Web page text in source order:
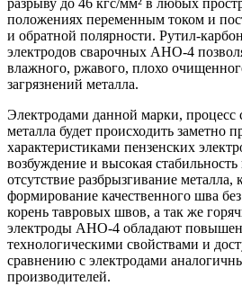
разрыву до 46 кгс/мм² в любых
положениях переменным током и
и обратной полярности. Рутил-
электродов сварочных АНО-4
влажного, ржавого, плохо
загрязнений металла.
Электродами данной марки, процесс
металла будет происходить заметно
характеристиками пензенских
возбуждение и высокая стабильность
отсутствие разбрызгивание
формирование качественного шва
корень тавровых швов, а так же
электроды АНО-4 обладают
технологическими свойствами и
сравнению с электродами
производителей.